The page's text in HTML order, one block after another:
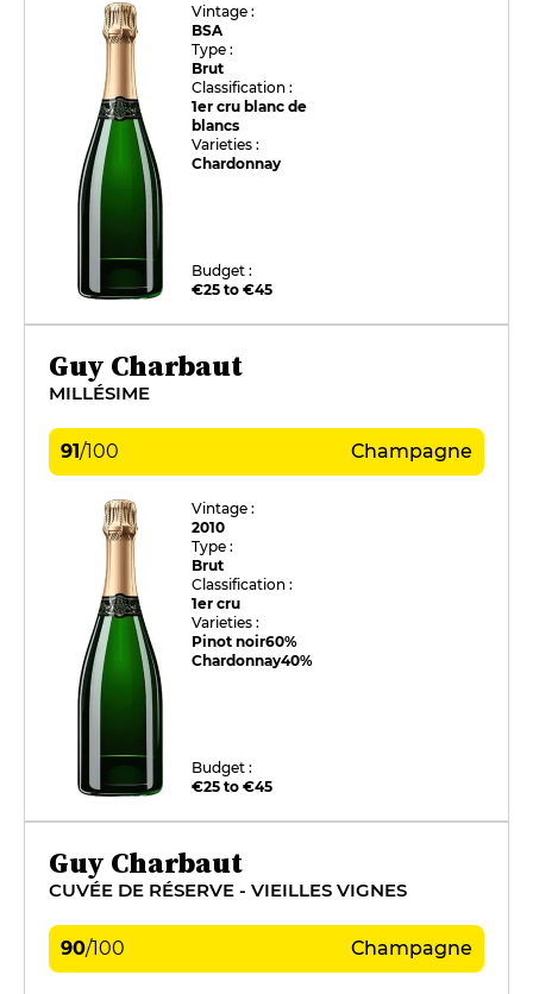
Vintage :
BSA
Type :
Brut
Classification :
1er cru blanc de
blancs
Varieties :
Chardonnay
Budget :
€25 to €45
Guy Charbaut
MILLÉSIME
91/100 Champagne
Vintage :
2010
Type :
Brut
Classification :
1er cru
Varieties :
Pinot noir60%
Chardonnay40%
Budget :
€25 to €45
Guy Charbaut
CUVÉE DE RÉSERVE - VIEILLES VIGNES
90/100 Champagne